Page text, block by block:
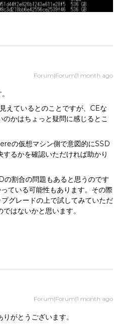
Forum|Forum|1 month ago
えているとのことですが、CEな
かはちょっと疑問に感じるとこ
の仮想マシン側で意図的にSSD
るかを確認いただければ助かり
の割合の問題もあると思うのです
ている可能性もあります。その際
グレードの上で試してみていただ
はないかと思います。
Forum|Forum|1 month ago
がとうございます。